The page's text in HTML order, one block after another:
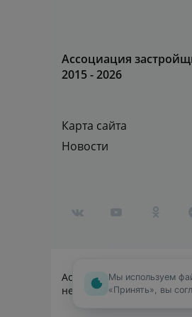
Ассоциация
2015 - 2026
Карта сайта
Новости
Ассоциация
недвижимости от
Мы используем
«Принять», вы